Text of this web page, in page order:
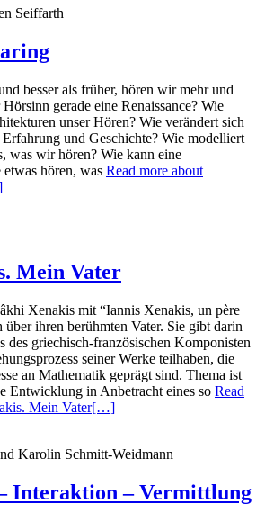
Seiffarth
besser als früher, hören wir mehr und
gerade eine Renaissance? Wie
unser Hören? Wie verändert sich
und Geschichte? Wie modelliert
was wir hören? Wie kann eine
hören, was Read more about
Mein Vater
Xenakis mit “Iannis Xenakis, un père
über ihren berühmten Vater. Sie gibt darin
des griechisch-französischen Komponis­ten
seiner Werke teilhaben, die
an Mathematik geprägt sind. Thema ist
Entwicklung in Anbetracht eines so Read
Mein Vater[…]
Karolin Schmitt-Weidmann
Interaktion – Vermittlung